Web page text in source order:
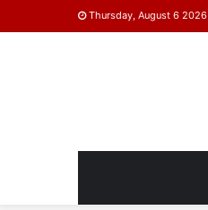
Thursday, August 6 2026